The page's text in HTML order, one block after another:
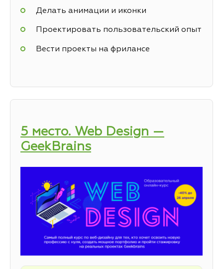
Делать анимации и иконки
Проектировать пользовательский опыт
Вести проекты на фрилансе
5 место. Web Design —
GeekBrains